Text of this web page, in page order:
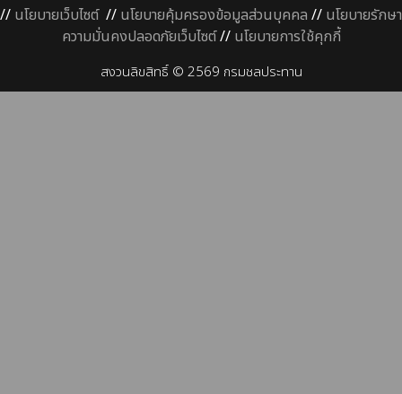
// นโยบายเว็บไซต์ // นโยบายคุ้มครองข้อมูลส่วนบุคคล // นโยบายรักษา
ความมั่นคงปลอดภัยเว็บไซต์// นโยบายการใช้คุกกี้
สงวนลิขสิทธิ์ © 2569 กรมชลประทาน